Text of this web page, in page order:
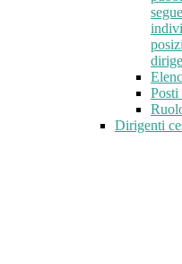
Dirigenti